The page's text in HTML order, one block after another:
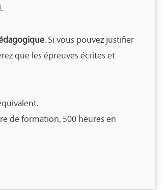
. Si vous pouvez justifier
que les épreuves écrites et
de formation, 500 heures en